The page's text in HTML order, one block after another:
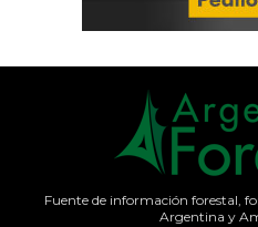
Fuente de información forestal,
Argentina y